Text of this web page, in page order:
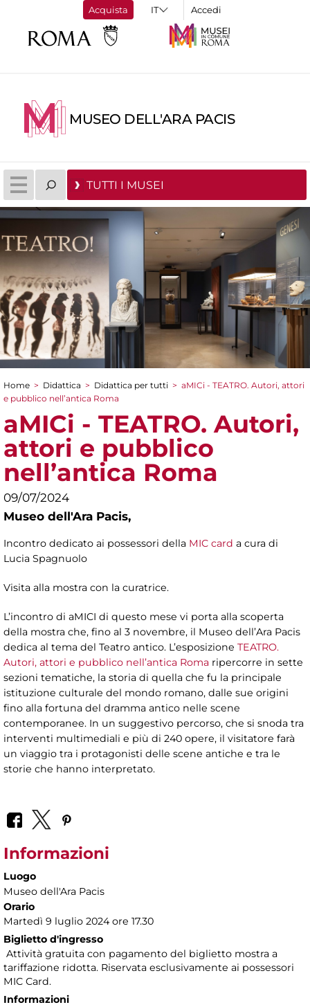
Acquista Accedi
MUSEO DELL'ARA PACIS
TUTTI I MUSEI
Tu sei qui
Home > Didattica > Didattica per tutti > aMICi - TEATRO. Autori, attori
e pubblico nell’antica Roma
aMICi - TEATRO. Autori,
attori e pubblico
nell’antica Roma
09/07/2024
Museo dell'Ara Pacis,
Incontro dedicato ai possessori della MIC card a cura di
Lucia Spagnuolo
Visita alla mostra con la curatrice.
L’incontro di aMICI di questo mese vi porta alla scoperta
della mostra che, fino al 3 novembre, il Museo dell’Ara Pacis
dedica al tema del Teatro antico. L’esposizione TEATRO.
Autori, attori e pubblico nell’antica Roma ripercorre in sette
sezioni tematiche, la storia di quella che fu la principale
istituzione culturale del mondo romano, dalle sue origini
fino alla fortuna del dramma antico nelle scene
contemporanee. In un suggestivo percorso, che si snoda tra
interventi multimediali e più di 240 opere, il visitatore farà
un viaggio tra i protagonisti delle scene antiche e tra le
storie che hanno interpretato.
Informazioni
Luogo
Museo dell'Ara Pacis
Orario
Martedì 9 luglio 2024 ore 17.30
Biglietto d'ingresso
Attività gratuita con pagamento del biglietto mostra a
tariffazione ridotta. Riservata esclusivamente ai possessori
MIC Card.
Informazioni